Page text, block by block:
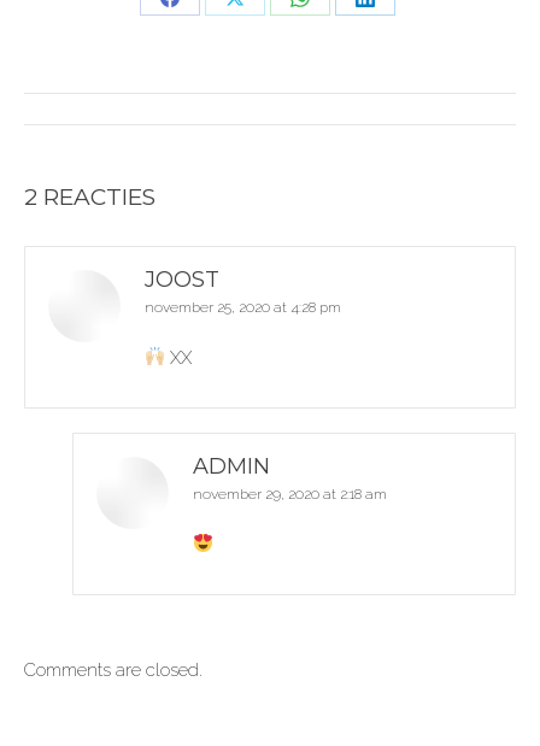
Share
Share
Share
Share
POST
NAVIGATION
2 REACTIES
JOOST
says:
november 25, 2020 at 4:28 pm
XX
ADMIN
says:
november 29, 2020 at 2:18 am
Comments are closed.